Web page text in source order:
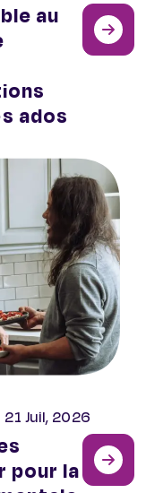
au
ados
21 Juil, 2026
pour la
d’avenir pour